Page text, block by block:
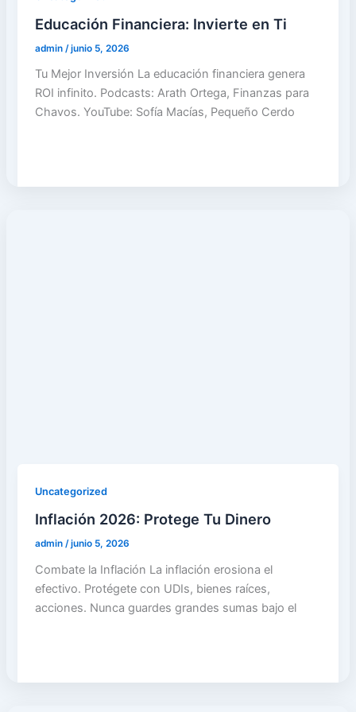
Educación Financiera: Invierte en Ti
admin /junio 5, 2026
Tu Mejor Inversión La educación financiera genera
ROI infinito. Podcasts: Arath Ortega, Finanzas para
Chavos. YouTube: Sofía Macías, Pequeño Cerdo
Uncategorized
Inflación 2026: Protege Tu Dinero
admin/junio 5, 2026
Combate la Inflación La inflación erosiona el
efectivo. Protégete con UDIs, bienes raíces,
acciones. Nunca guardes grandes sumas bajo el